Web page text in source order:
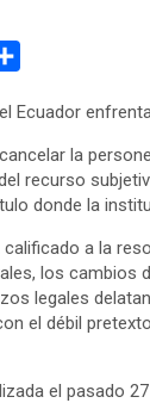
m
p
a
r
t
i
r
Ecuador
la
recurso
donde la
calificado a la
los cambios
legales
el débil
el pasado